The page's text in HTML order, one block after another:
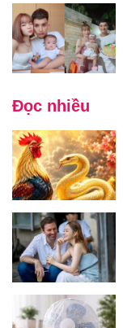
Đọc nhiều